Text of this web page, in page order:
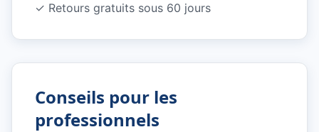
✓ Retours gratuits sous 60 jours
Conseils pour les
professionnels